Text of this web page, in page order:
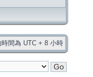
時間為 UTC + 8 小時